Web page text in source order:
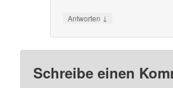
Antworten ↓
Schreibe einen